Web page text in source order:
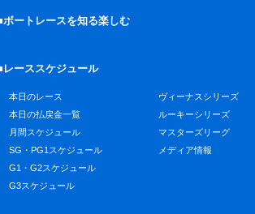
ボートレースを知る楽しむ
レーススケジュール
本日のレース
本日の払戻金一覧
月間スケジュール
SG・PG1スケジュール
G1・G2スケジュール
G3スケジュール
ヴィーナスシリーズ
ルーキーシリーズ
マスターズリーグ
メディア情報